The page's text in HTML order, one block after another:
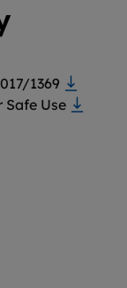
1369
Use